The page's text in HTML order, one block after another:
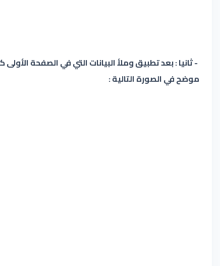
- ثانيا : بعد تطبيق وملأ البيانات التي في الصفحة
موضح في الصورة التالية :